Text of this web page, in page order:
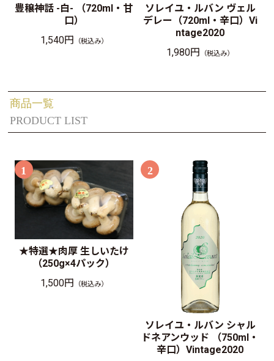
豊穣神話 -白- （720ml・甘
口）
1,540円 （税込み）
ソレイユ・ルバン ヴェル
デレー（720ml・辛口）Vi
ntage2020
1,980円 （税込み）
PRODUCT LIST
商品一覧
1
★特選★肉厚 生しいたけ
（250g×4パック）
1,500円 （税込み）
2
ソレイユ・ルバン シャル
ドネアンウッド （750ml・
辛口）Vintage2020